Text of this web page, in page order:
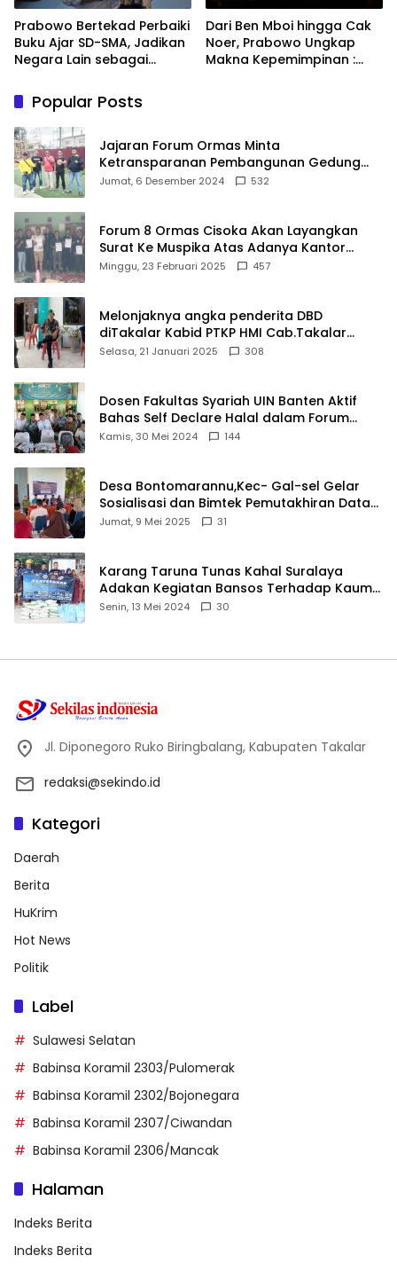
Prabowo Bertekad Perbaiki
Buku Ajar SD-SMA, Jadikan
Negara Lain sebagai
Dari Ben Mboi hingga Cak
Noer, Prabowo Ungkap
Makna Kepemimpinan :
Popular Posts
Jajaran Forum Ormas Minta
Ketransparanan Pembangunan Gedung
Damkar Di Kecamatan Cisoka
Jumat, 6 Desember 2024 532
Forum 8 Ormas Cisoka Akan Layangkan
Surat Ke Muspika Atas Adanya Kantor
Matel di Cisoka
Minggu, 23 Februari 2025 457
Melonjaknya angka penderita DBD
diTakalar Kabid PTKP HMI Cab.Takalar
angkat bicara
Selasa, 21 Januari 2025 308
Dosen Fakultas Syariah UIN Banten Aktif
Bahas Self Declare Halal dalam Forum
Ijtima Ulama MUI
Kamis, 30 Mei 2024 144
Desa Bontomarannu,Kec- Gal-sel Gelar
Sosialisasi dan Bimtek Pemutakhiran Data
ID
Jumat, 9 Mei 2025 31
Karang Taruna Tunas Kahal Suralaya
Adakan Kegiatan Bansos Terhadap Kaum
Dhuafa dan Anak Yatim-Piatu
Senin, 13 Mei 2024 30
Jl. Diponegoro Ruko Biringbalang, Kabupaten Takalar
redaksi@sekindo.id
Kategori
Daerah
Berita
HuKrim
Hot News
Politik
Label
Sulawesi Selatan
Babinsa Koramil 2303/Pulomerak
Babinsa Koramil 2302/Bojonegara
Babinsa Koramil 2307/Ciwandan
Babinsa Koramil 2306/Mancak
Halaman
Indeks Berita
Indeks Berita